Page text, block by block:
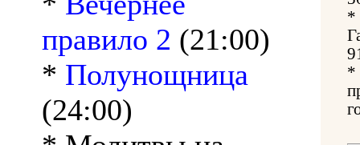
правило 2 (21:00)
* Полунощница
(24:00)
*
*